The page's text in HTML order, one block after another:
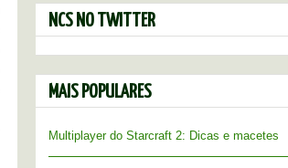
NCS NO TWITTER
MAIS POPULARES
Multiplayer do Starcraft 2: Dicas e macetes